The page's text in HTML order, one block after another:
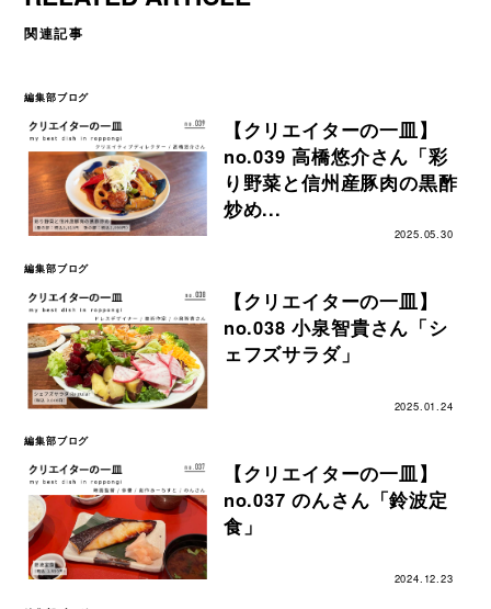
関連記事
編集部ブログ
【クリエイターの一皿】
no.039 高橋悠介さん「彩
り野菜と信州産豚肉の黒酢
炒め...
2025.05.30
編集部ブログ
【クリエイターの一皿】
no.038 小泉智貴さん「シ
ェフズサラダ」
2025.01.24
編集部ブログ
【クリエイターの一皿】
no.037 のんさん「鈴波定
食」
2024.12.23